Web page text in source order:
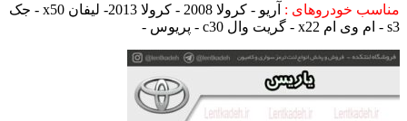
مناسب خودروهای :
آریو - کرولا 2008 - کرولا 2013- لیفان x50 - جک
s3 - ام وی ام x22 - گریت وال c30 - پریوس -